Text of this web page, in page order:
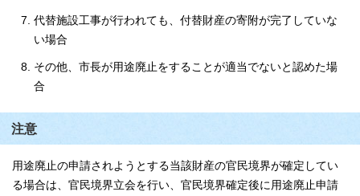
代替施設工事が行われても、付替財産の寄附が完了していな
い場合
その他、市長が用途廃止をすることが適当でないと認めた場
合
注意
用途廃止の申請されようとする当該財産の官民境界が確定してい
る場合は、官民境界立会を行い、官民境界確定後に用途廃止申請